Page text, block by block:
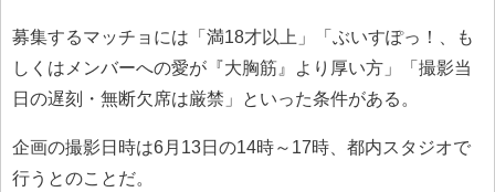
募集するマッチョには「満18才以上」「ぶいすぽっ！、も
しくはメンバーへの愛が『大胸筋』より厚い方」「撮影当
日の遅刻・無断欠席は厳禁」といった条件がある。
企画の撮影日時は6月13日の14時～17時、都内スタジオで
行うとのことだ。